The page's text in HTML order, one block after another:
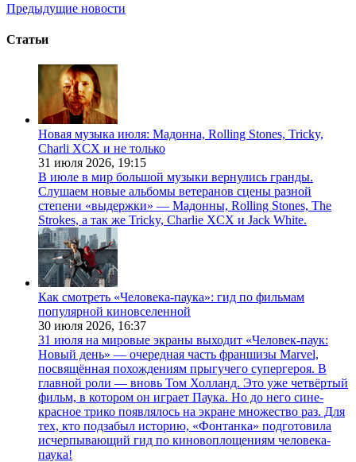
Предыдущие новости
Статьи
Новая музыка июля: Мадонна, Rolling Stones, Tricky,
Charli XCX и не только
31 июля 2026, 19:15
В июле в мир большой музыки вернулись гранды.
Слушаем новые альбомы ветеранов сцены разной
степени «выдержки» — Мадонны, Rolling Stones, The
Strokes, а так же Tricky, Charlie XCX и Jack White.
Как смотреть «Человека-паука»: гид по фильмам
популярной киновселенной
30 июля 2026, 16:37
31 июля на мировые экраны выходит «Человек-паук:
Новый день» — очередная часть франшизы Marvel,
посвящённая похождениям прыгучего супергероя. В
главной роли — вновь Том Холланд. Это уже четвёртый
фильм, в котором он играет Паука. Но до него сине-
красное трико появлялось на экране множество раз. Для
тех, кто подзабыл историю, «Фонтанка» подготовила
исчерпывающий гид по киновоплощениям человека-
паука!